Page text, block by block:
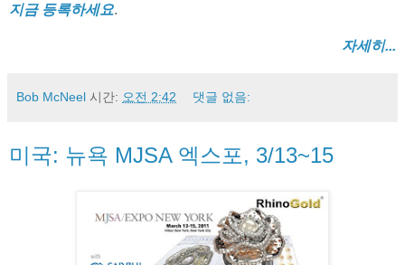
지금 등록하세요.
자세히...
Bob McNeel 시간: 오전 2:42 댓글 없음:
미국: 뉴욕 MJSA 엑스포, 3/13~15